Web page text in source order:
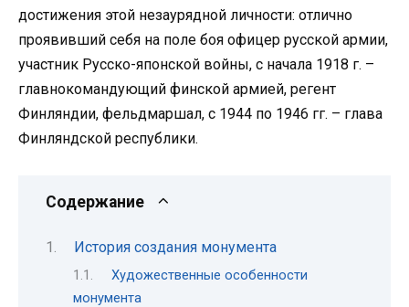
достижения этой незаурядной личности: отлично
проявивший себя на поле боя офицер русской армии,
участник Русско-японской войны, с начала 1918 г. –
главнокомандующий финской армией, регент
Финляндии, фельдмаршал, с 1944 по 1946 гг. – глава
Финляндской республики.
Содержание
История создания монумента
Художественные особенности
монумента